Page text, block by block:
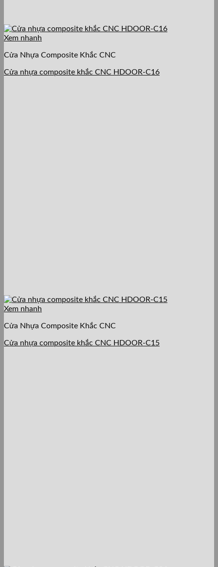
Xem nhanh
Cửa Nhựa Composite Khắc CNC
Cửa nhựa composite khắc CNC HDOOR-C16
Xem nhanh
Cửa Nhựa Composite Khắc CNC
Cửa nhựa composite khắc CNC HDOOR-C15